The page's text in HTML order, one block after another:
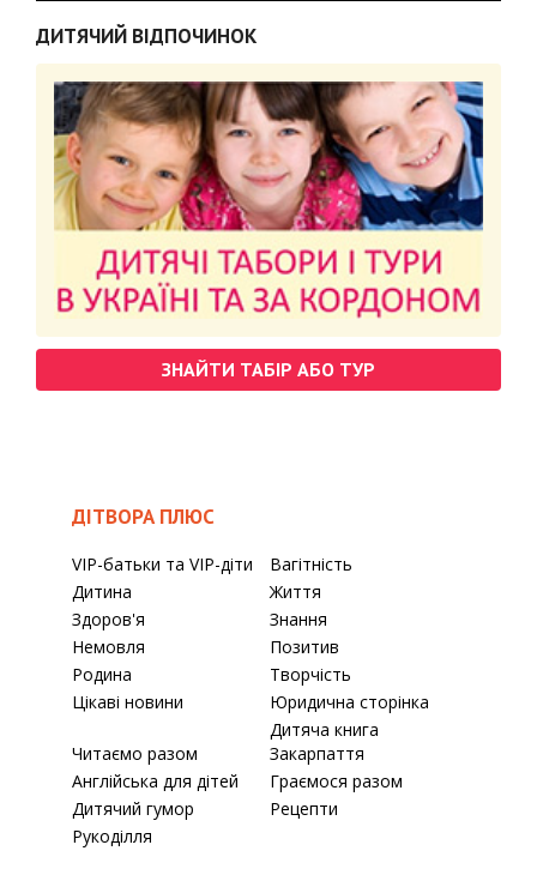
ДИТЯЧИЙ ВІДПОЧИНОК
ЗНАЙТИ ТАБІР АБО ТУР
ДІТВОРА ПЛЮС
VIP-батьки та VIP-діти
Вагітність
Дитина
Життя
Здоров'я
Знання
Немовля
Позитив
Родина
Творчість
Цікаві новини
Юридична сторінка
Читаємо разом
Дитяча книга
Закарпаття
Англійська для дітей
Граємося разом
Дитячий гумор
Рецепти
Рукоділля